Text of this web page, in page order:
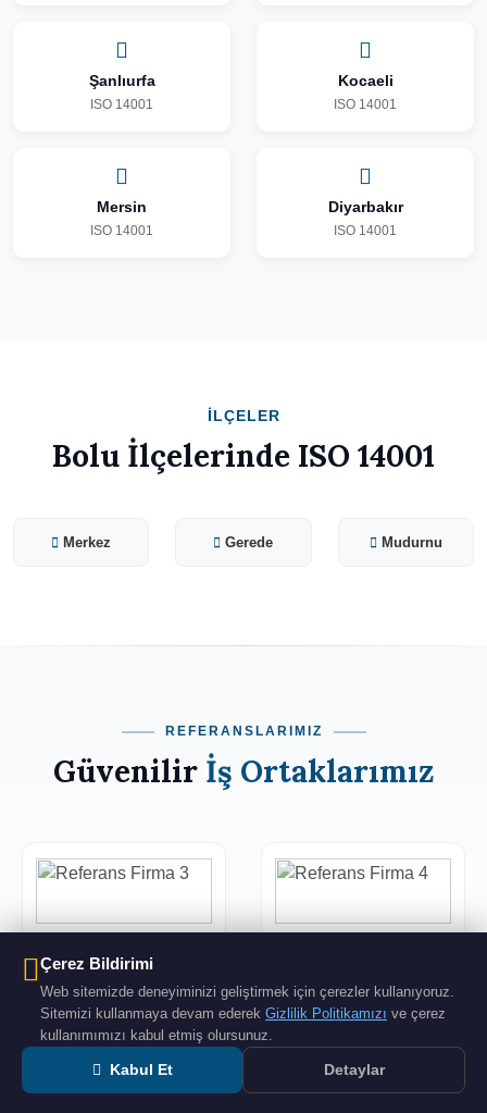
Şanlıurfa
ISO 14001
Kocaeli
ISO 14001
Mersin
ISO 14001
Diyarbakır
ISO 14001
İLÇELER
Bolu İlçelerinde ISO 14001
Merkez Gerede Mudurnu
REFERANSLARIMIZ
Güvenilir İş Ortaklarımız
Çerez Bildirimi
Web sitemizde deneyiminizi geliştirmek için çerezler kullanıyoruz.
Sitemizi kullanmaya devam ederek Gizlilik Politikamızı ve çerez
kullanımımızı kabul etmiş olursunuz.
Kabul Et Detaylar